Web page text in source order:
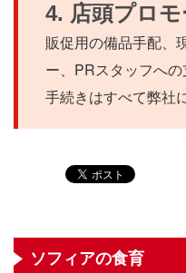
4. 店頭プロ
販促用の備品手配、
ー、PRスタッフへ
手続きはすべて弊社
ソフィアの食育